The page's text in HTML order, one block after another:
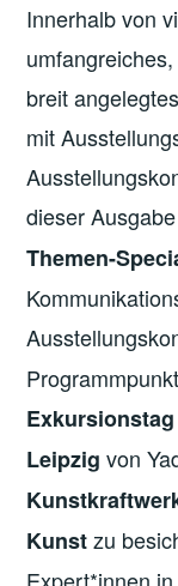
Innerhalb von
breit
mit
dieser
Themen-
Exkursionstag
Leipzig von
Kunstzu